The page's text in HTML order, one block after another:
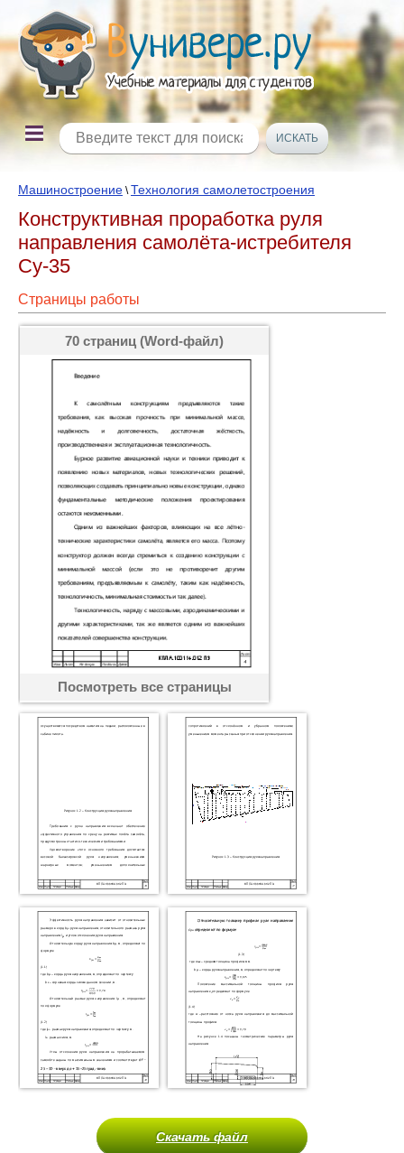
Машиностроение \Технология самолетостроения
Конструктивная проработка руля
направления самолёта-истребителя
Су-35
Страницы работы
70 страниц (Word-файл)
Посмотреть все страницы
Скачать файл